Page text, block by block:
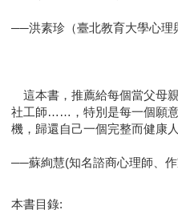
──洪素珍（臺北教育大學心理
這本書，推薦給每個當父母
社工師……，特別是每一個願
機，歸還自己一個完整而健康人
──蘇絢慧(知名諮商心理師、
本書目錄: